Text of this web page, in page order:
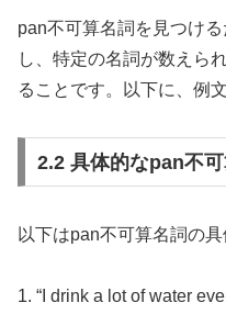
pan不可算名詞を見つけ
し、特定の名詞が数えら
ることです。以下に、例
2.2 具体的なpan不
以下はpan不可算名詞の具
1. “I drink a lot of water